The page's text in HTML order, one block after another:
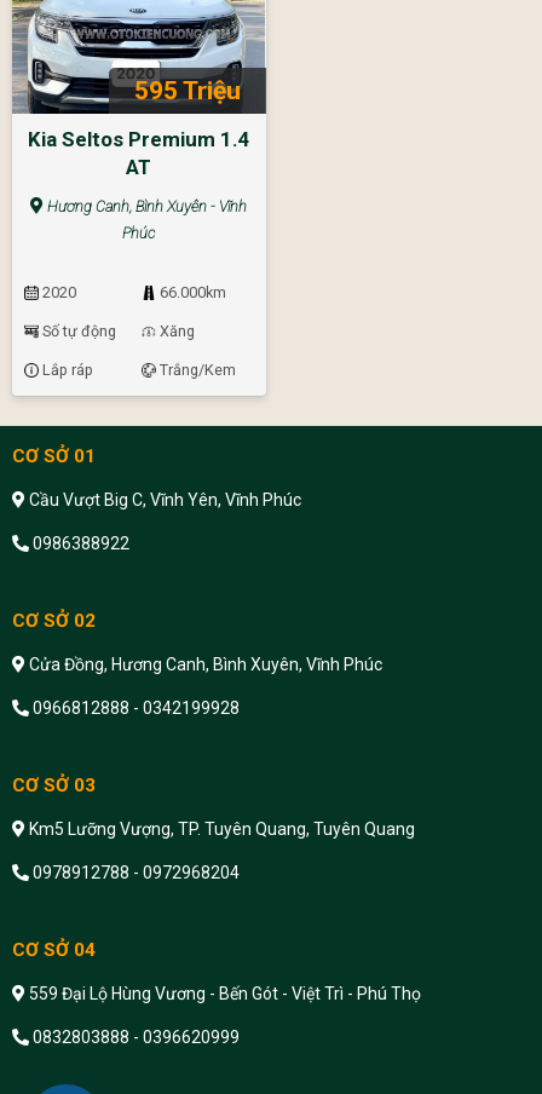
595 Triệu
Kia Seltos Premium 1.4
AT
Hương Canh, Bình Xuyên - Vĩnh
Phúc
2020 66.000km
Số tự động Xăng
Lắp ráp Trắng/Kem
CƠ SỞ 01
Cầu Vượt Big C, Vĩnh Yên, Vĩnh Phúc
0986388922
CƠ SỞ 02
Cửa Đồng, Hương Canh, Bình Xuyên, Vĩnh Phúc
0966812888 - 0342199928
CƠ SỞ 03
Km5 Lưỡng Vượng, TP. Tuyên Quang, Tuyên Quang
0978912788 - 0972968204
CƠ SỞ 04
559 Đại Lộ Hùng Vương - Bến Gót - Việt Trì - Phú Thọ
0832803888 - 0396620999